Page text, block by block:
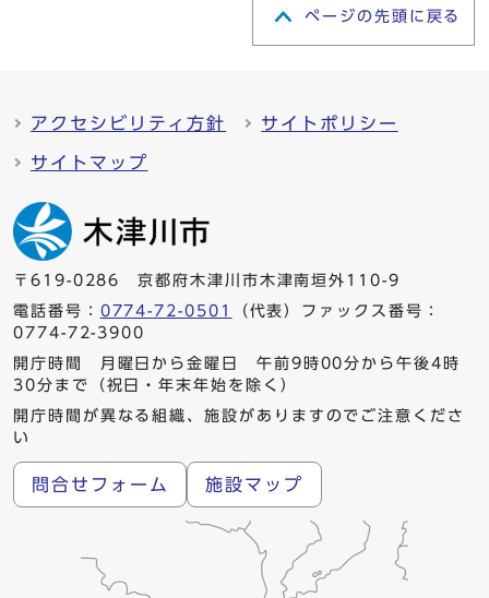
ページの先頭に戻る
アクセシビリティ方針 サイトポリシー
サイトマップ
〒619-0286 京都府木津川市木津南垣外110-9
電話番号： 0774-72-0501
（代表）ファックス番号：
0774-72-3900
開庁時間 月曜日から金曜日 午前9時00分から午後4時
30分まで（祝日・年末年始を除く）
開庁時間が異なる組織、施設がありますのでご注意くださ
い
問合せフォーム 施設マップ